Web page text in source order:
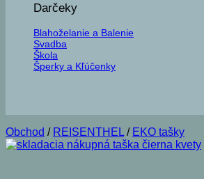
Darčeky
Blahoželanie a Balenie
Svadba
Škola
Šperky a Kľúčenky
Obchod / REISENTHEL / EKO tašky